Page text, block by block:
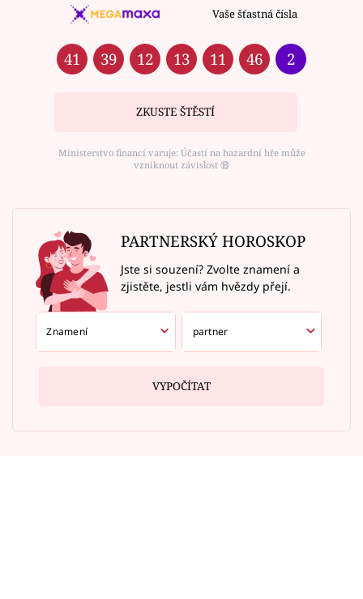
Vaše šťastná čísla
41 39 12 13 11 46 2
ZKUSTE ŠTĚSTÍ
Ministerstvo financí varuje: Účastí na hazardní hře může
vzniknout závislost ⑱
PARTNERSKÝ HOROSKOP
Jste si souzení? Zvolte znamení a
zjistěte, jestli vám hvězdy přejí.
VYPOČÍTAT